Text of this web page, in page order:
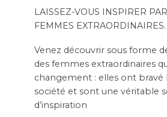
LAISSEZ-VOUS INSPIRER
FEMMES EXTRAORDINAIRES.
Venez découvrir sous forme
des femmes extraordinaires
changement : elles ont bravé
société et sont une véritable
d’inspiration